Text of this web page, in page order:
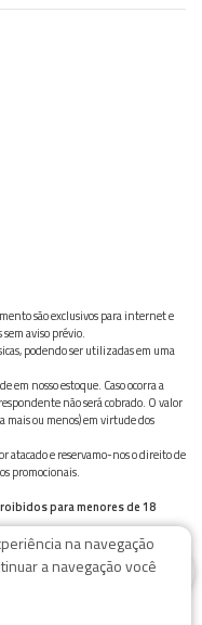
são exclusivos para internet e
aviso prévio.
podendo ser utilizadas em uma
em nosso estoque. Caso ocorra a
não será cobrado. O valor
mais ou menos) em virtude dos
atacado e reservamo-nos o direito de
promocionais.
para menores de 18
provoca graves males à saúde.
na navegação
a navegação você